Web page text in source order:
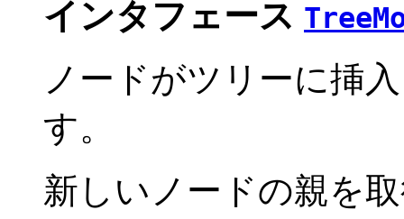
インタフェース
ノードがツリーに挿
す。
新しいノードの親を